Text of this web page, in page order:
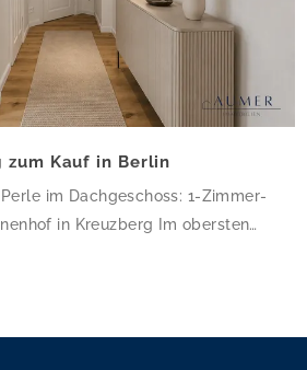
zum Kauf in Berlin
im Dachgeschoss: 1-Zimmer-
in Kreuzberg Im obersten
hochwertiges Eichenparkett, helle